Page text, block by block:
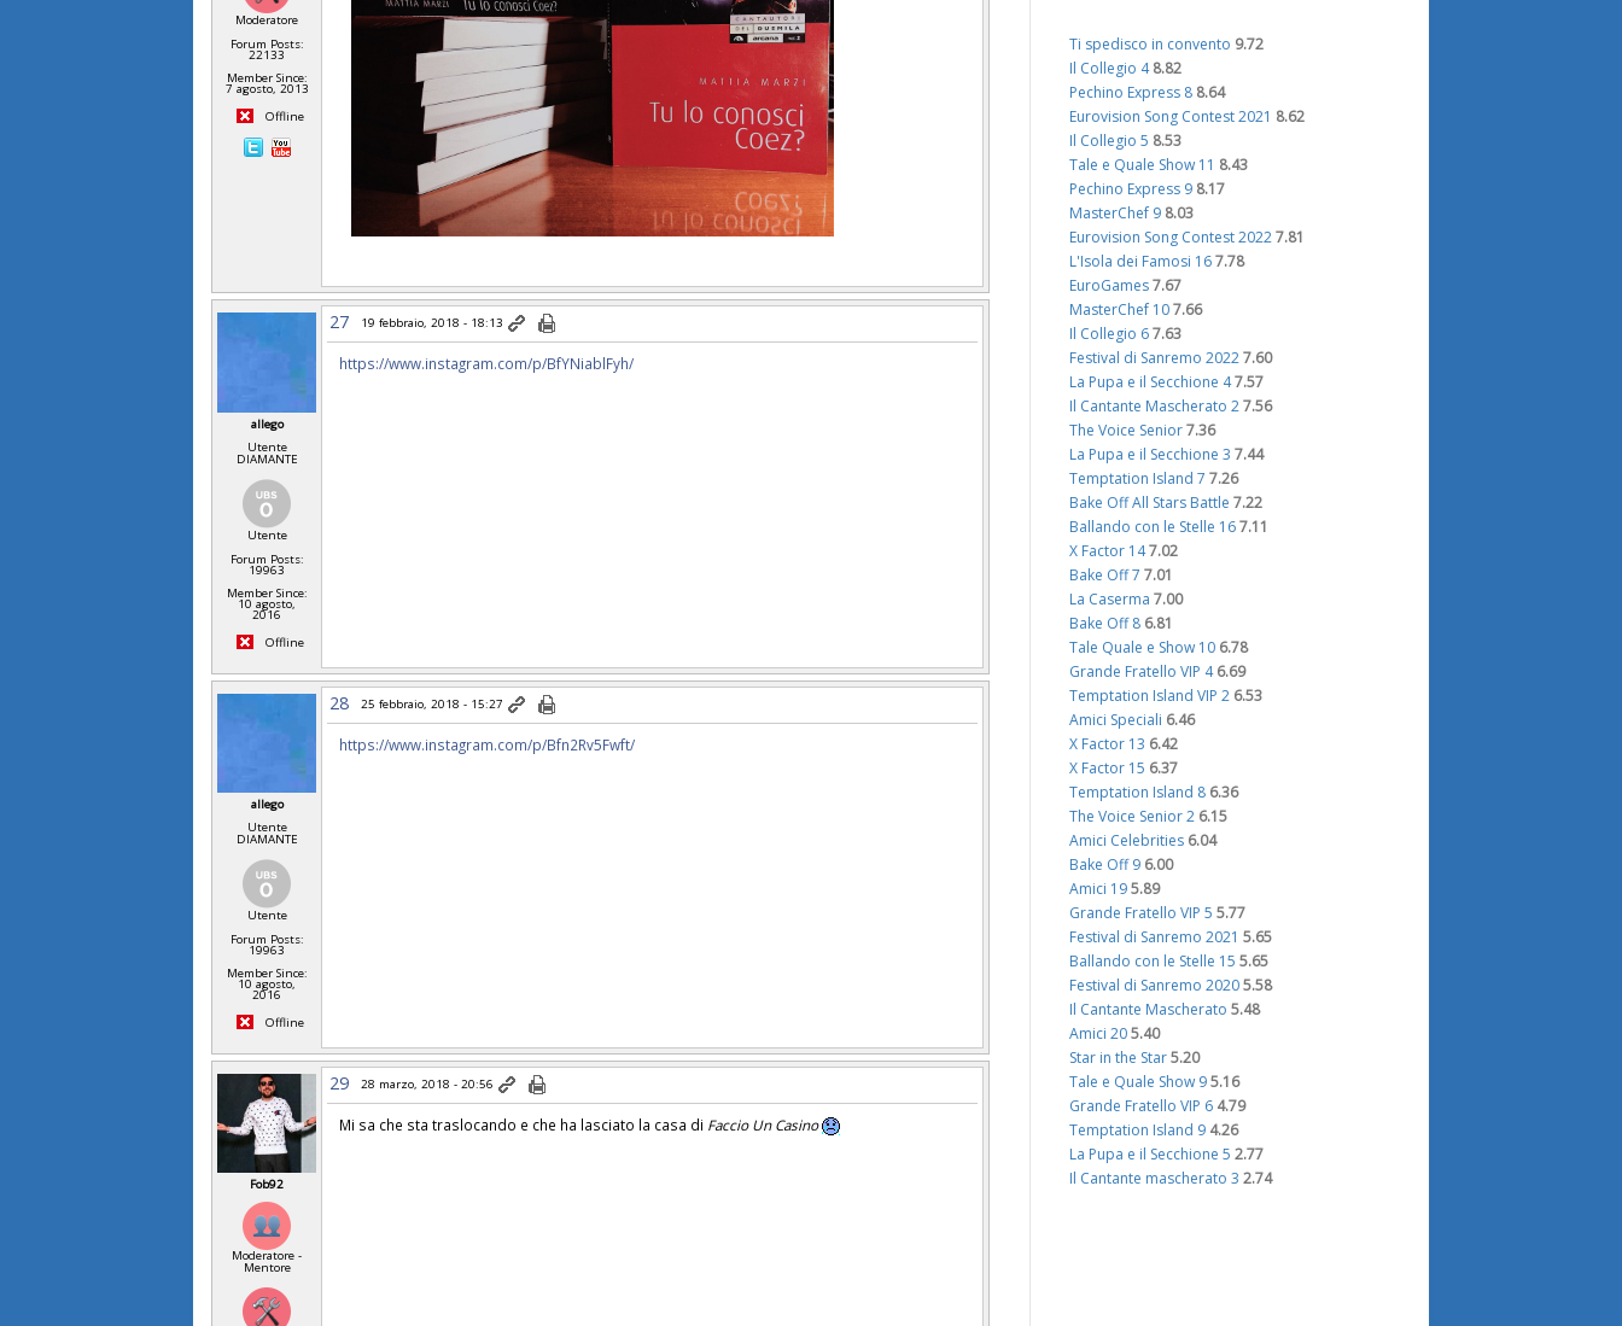
Moderatore
Forum Posts:
22133
Member Since:
7 agosto, 2013
Offline
allego
Utente
DIAMANTE
Utente
Forum Posts:
19963
Member Since:
10 agosto,
2016
Offline
27 19 febbraio, 2018 - 18:13
https://www.instagram.com/p/BfYNiablFyh/
allego
Utente
DIAMANTE
Utente
Forum Posts:
19963
Member Since:
10 agosto,
2016
Offline
28 25 febbraio, 2018 - 15:27
https://www.instagram.com/p/Bfn2Rv5Fwft/
Fob92
Moderatore -
Mentore
29 28 marzo, 2018 - 20:56
Mi sa che sta traslocando e che ha lasciato la casa di Faccio Un Casino
Ti spedisco in convento 9.72
Il Collegio 4 8.82
Pechino Express 8 8.64
Eurovision Song Contest 2021 8.62
Il Collegio 5 8.53
Tale e Quale Show 11 8.43
Pechino Express 9 8.17
MasterChef 9 8.03
Eurovision Song Contest 2022 7.81
L'Isola dei Famosi 16 7.78
EuroGames 7.67
MasterChef 10 7.66
Il Collegio 6 7.63
Festival di Sanremo 2022 7.60
La Pupa e il Secchione 47.57
Il Cantante Mascherato 2 7.56
The Voice Senior 7.36
La Pupa e il Secchione 3 7.44
Temptation Island 7 7.26
Bake Off All Stars Battle 7.22
Ballando con le Stelle 16 7.11
X Factor 147.02
Bake Off 7 7.01
La Caserma 7.00
Bake Off 8 6.81
Tale Quale e Show 10 6.78
Grande Fratello VIP 4 6.69
Temptation Island VIP 2 6.53
Amici Speciali 6.46
X Factor 13 6.42
X Factor 15 6.37
Temptation Island 8 6.36
The Voice Senior 2 6.15
Amici Celebrities 6.04
Bake Off 9 6.00
Amici 19 5.89
Grande Fratello VIP 5 5.77
Festival di Sanremo 2021 5.65
Ballando con le Stelle 15 5.65
Festival di Sanremo 2020 5.58
Il Cantante Mascherato 5.48
Amici 20 5.40
Star in the Star 5.20
Tale e Quale Show 9 5.16
Grande Fratello VIP 6 4.79
Temptation Island 9 4.26
La Pupa e il Secchione 5 2.77
Il Cantante mascherato 3 2.74